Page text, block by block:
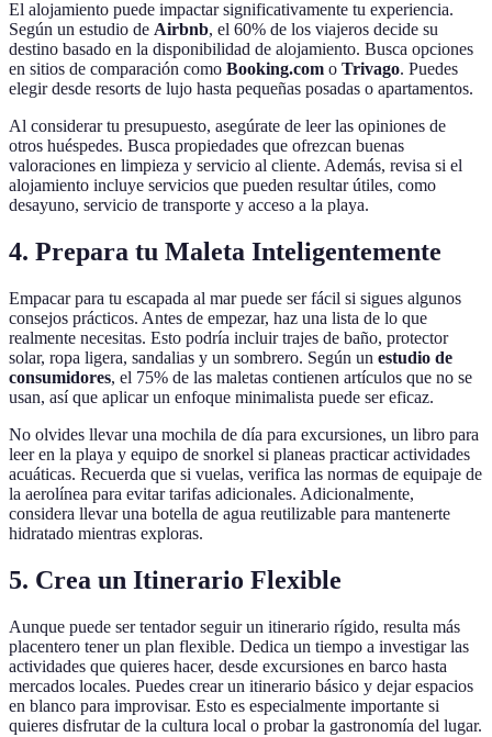
El alojamiento puede impactar significativamente tu experiencia.
Según un estudio de Airbnb, el 60% de los viajeros decide su
destino basado en la disponibilidad de alojamiento. Busca opciones
en sitios de comparación como Booking.com o Trivago. Puedes
elegir desde resorts de lujo hasta pequeñas posadas o apartamentos.
Al considerar tu presupuesto, asegúrate de leer las opiniones de
otros huéspedes. Busca propiedades que ofrezcan buenas
valoraciones en limpieza y servicio al cliente. Además, revisa si el
alojamiento incluye servicios que pueden resultar útiles, como
desayuno, servicio de transporte y acceso a la playa.
4. Prepara tu Maleta Inteligentemente
Empacar para tu escapada al mar puede ser fácil si sigues algunos
consejos prácticos. Antes de empezar, haz una lista de lo que
realmente necesitas. Esto podría incluir trajes de baño, protector
solar, ropa ligera, sandalias y un sombrero. Según un estudio de
consumidores, el 75% de las maletas contienen artículos que no se
usan, así que aplicar un enfoque minimalista puede ser eficaz.
No olvides llevar una mochila de día para excursiones, un libro para
leer en la playa y equipo de snorkel si planeas practicar actividades
acuáticas. Recuerda que si vuelas, verifica las normas de equipaje de
la aerolínea para evitar tarifas adicionales. Adicionalmente,
considera llevar una botella de agua reutilizable para mantenerte
hidratado mientras exploras.
5. Crea un Itinerario Flexible
Aunque puede ser tentador seguir un itinerario rígido, resulta más
placentero tener un plan flexible. Dedica un tiempo a investigar las
actividades que quieres hacer, desde excursiones en barco hasta
mercados locales. Puedes crear un itinerario básico y dejar espacios
en blanco para improvisar. Esto es especialmente importante si
quieres disfrutar de la cultura local o probar la gastronomía del lugar.